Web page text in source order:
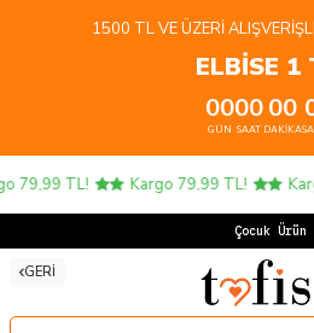
1500 TL VE ÜZERI
ELBİSE 1
00
GÜN
00
SAAT
00
DAKIKA
79,99 TL! Kargo 79,99 TL!
Çocuk Ürünle
GERI